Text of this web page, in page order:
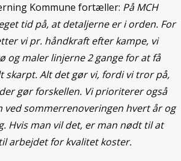
Kommune fortæller: På MCH
tid på, at detaljerne er i orden. For
vi pr. håndkraft efter kampe, vi
og maler linjerne 2 gange for at få
skarpt. Alt det gør vi, fordi vi tror på,
gør forskellen. Vi prioriterer også
sommerrenoveringen hvert år og
Hvis man vil det, er man nødt til at
arbejdet for kvalitet koster.